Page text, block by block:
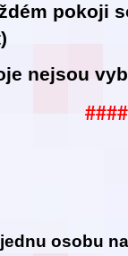
pokoji
nejsou
osobu